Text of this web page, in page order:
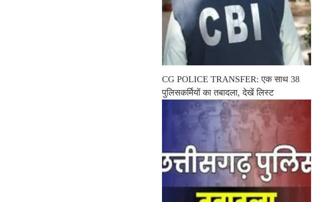
CG POLICE TRANSFER: एक साथ 38
पुलिसकर्मियों का तबादला, देखें लिस्ट